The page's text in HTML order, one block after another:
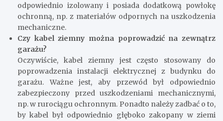
odpowiednio izolowany i posiada dodatkową powłokę
ochronną, np. z materiałów odpornych na uszkodzenia
mechaniczne.
Czy kabel ziemny można poprowadzić na zewnątrz
garażu?
Oczywiście, kabel ziemny jest często stosowany do
poprowadzenia instalacji elektrycznej z budynku do
garażu. Ważne jest, aby przewód był odpowiednio
zabezpieczony przed uszkodzeniami mechanicznymi,
np. w rurociągu ochronnym. Ponadto należy zadbać o to,
by kabel był odpowiednio głęboko zakopany w ziemi